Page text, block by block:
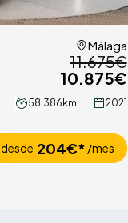
Málaga
11.675€
10.875€
58.386km 2021
desde 204€* /mes